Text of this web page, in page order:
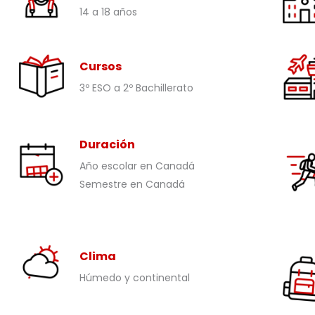
14 a 18 años
Cursos
3º ESO a 2º Bachillerato
Duración
Año escolar en Canadá
Semestre en Canadá
Clima
Húmedo y continental